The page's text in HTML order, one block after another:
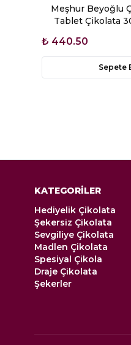
Meşhur Beyoğlu
Tablet Çikolata
₺ 440.50
Sepete
KATEGORİLER
Hediyelik Çikolata
Şekersiz Çikolata
Sevgiliye Çikolata
Madlen Çikolata
Spesiyal Çikola
Draje Çikolata
Şekerler